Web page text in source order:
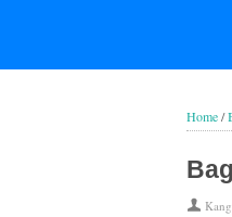
Home/